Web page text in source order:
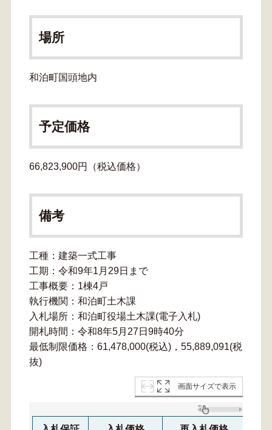
場所
和泊町国頭地内
予定価格
66,823,900円（税込価格）
備考
工種：建築一式工事
工期：令和9年1月29日まで
工事概要：1棟4戸
執行機関：和泊町土木課
入札場所：和泊町役場土木課(電子入札)
開札時間：令和8年5月27日9時40分
最低制限価格：61,478,000(税込)，55,889,091(税
抜)
画面サイズで表示